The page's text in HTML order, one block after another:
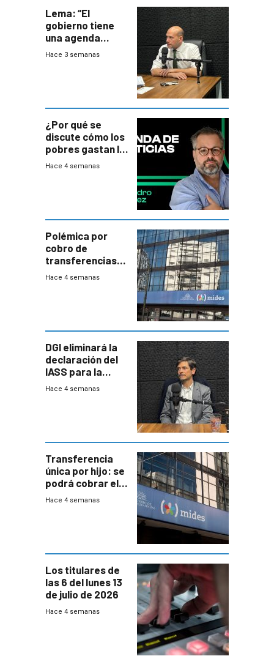
Lema: “El
gobierno tiene
una agenda
destructiva”
Hace 3 semanas
¿Por qué se
discute cómo los
pobres gastan la
plata?
Hace 4 semanas
Polémica por
cobro de
transferencias
del Mides en
Hace 4 semanas
DGI eliminará la
declaración del
IASS para la
mayoría de los
Hace 4 semanas
Transferencia
única por hijo: se
podrá cobrar el
100% en efectivo
Hace 4 semanas
Los titulares de
las 6 del lunes 13
de julio de 2026
Hace 4 semanas